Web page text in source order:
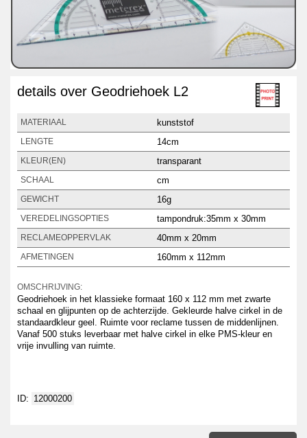
details over Geodriehoek L2
MATERIAAL kunststof
LENGTE 14cm
KLEUR(EN) transparant
SCHAAL cm
GEWICHT 16g
VEREDELINGSOPTIES tampondruk:35mm x 30mm
RECLAMEOPPERVLAK 40mm x 20mm
AFMETINGEN 160mm x 112mm
OMSCHRIJVING:
Geodriehoek in het klassieke formaat 160 x 112 mm met zwarte
schaal en glijpunten op de achterzijde. Gekleurde halve cirkel in de
standaardkleur geel. Ruimte voor reclame tussen de middenlijnen.
Vanaf 500 stuks leverbaar met halve cirkel in elke PMS-kleur en
vrije invulling van ruimte.
ID: 12000200